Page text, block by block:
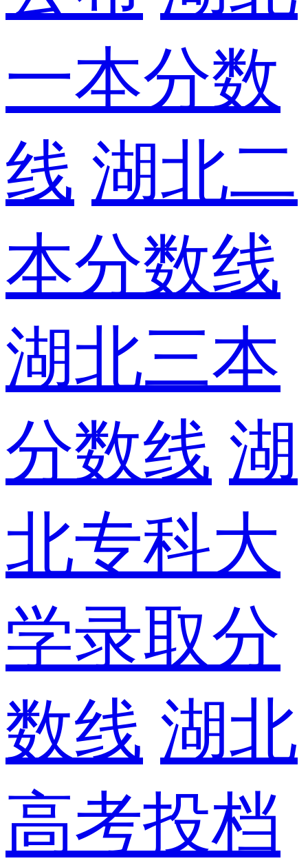
一本分数
线 湖北二
本分数线
湖北三本
分数线 湖
北专科大
学录取分
数线 湖北
高考投档